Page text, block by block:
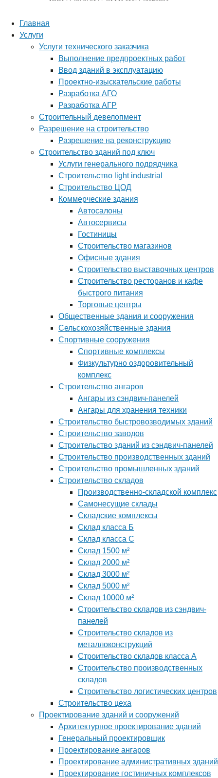
Главная
Услуги
Услуги технического заказчика
Выполнение предпроектных работ
Ввод зданий в эксплуатацию
Проектно-изыскательские работы
Разработка АГО
Разработка АГР
Строительный девелопмент
Разрешение на строительство
Разрешение на реконструкцию
Строительство зданий под ключ
Услуги генерального подрядчика
Строительство light industrial
Строительство ЦОД
Коммерческие здания
Автосалоны
Автосервисы
Гостиницы
Строительство магазинов
Офисные здания
Строительство выставочных центров
Строительство ресторанов и кафе
быстрого питания
Торговые центры
Общественные здания и сооружения
Сельскохозяйственные здания
Спортивные сооружения
Спортивные комплексы
Физкультурно оздоровительный
комплекс
Строительство ангаров
Ангары из сэндвич-панелей
Ангары для хранения техники
Строительство быстровозводимых зданий
Строительство заводов
Строительство зданий из сэндвич-панелей
Строительство производственных зданий
Строительство промышленных зданий
Строительство складов
Производственно-складской комплекс
Самонесущие склады
Складские комплексы
Склад класса Б
Склад класса С
Склад 1500 м²
Склад 2000 м²
Склад 3000 м²
Склад 5000 м²
Склад 10000 м²
Строительство складов из сэндвич-
панелей
Строительство складов из
металлоконструкций
Строительство складов класса А
Строительство производственных
складов
Строительство логистических центров
Строительство цеха
Проектирование зданий и сооружений
Архитектурное проектирование зданий
Генеральный проектировщик
Проектирование ангаров
Проектирование административных зданий
Проектирование гостиничных комплексов